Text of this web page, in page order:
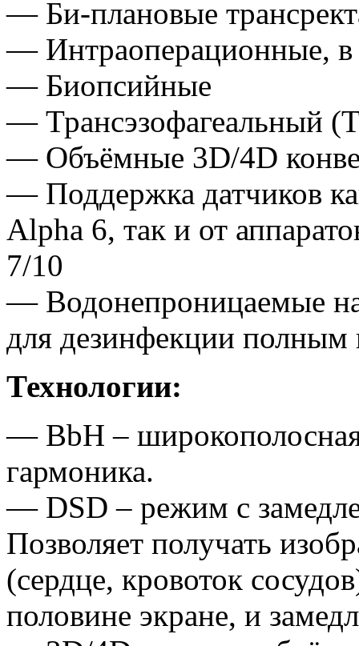
— Би-плановые
— Интраоперационные, в
— Биопсийные
— Трансэзофагеальный
— Объёмные 3D/4D
— Поддержка датчиков
Alpha 6, так и от
7/10
— Водонепроницаемые
для дезинфекции
Технологии:
— BbH –
гармоника.
— DSD – режим с
Позволяет получать
(сердце, кровоток
половине экране, и